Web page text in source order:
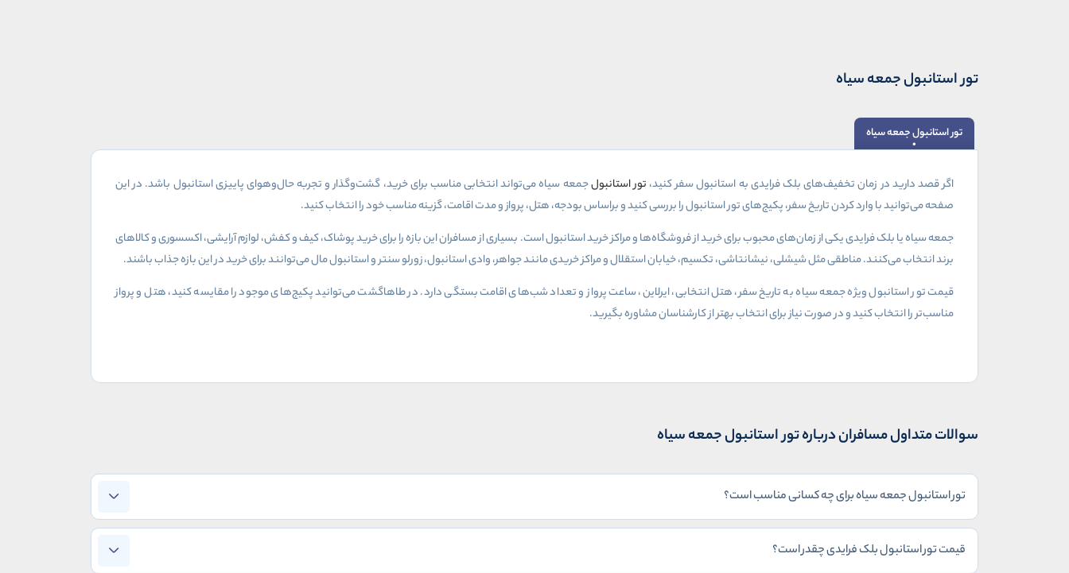
تور استانبول جمعه سیاه
تور استانبول جمعه سیاه
اگر قصد دارید در زمان تخفیف‌های بلک فرایدی به استانبول سفر کنید، تور استانبولجمعه سیاه می‌تواند انتخابی مناسب برای خرید، گشت‌وگذار و تجربه حال‌وهوای پاییزی استانبول باشد. در این
صفحه می‌توانید با وارد کردن تاریخ سفر، پکیج‌های تور استانبول را بررسی کنید و براساس بودجه، هتل، پرواز و مدت اقامت، گزینه مناسب خود را انتخاب کنید.
جمعه سیاه یا بلک فرایدی یکی از زمان‌های محبوب برای خرید از فروشگاه‌ها و مراکز خرید استانبول است. بسیاری از مسافران این بازه را برای خرید پوشاک، کیف و کفش، لوازم آرایشی، اکسسوری و کالاهای
برند انتخاب می‌کنند. مناطقی مثل شیشلی، نیشانتاشی، تکسیم، خیابان استقلال و مراکز خریدی مانند جواهر، وادی استانبول، زورلو سنتر و استانبول مال می‌توانند برای خرید در این بازه جذاب باشند.
قیمت تور استانبول ویژه جمعه سیاه به تاریخ سفر، هتل انتخابی، ایرلاین، ساعت پرواز و تعداد شب‌های اقامت بستگی دارد. در طاهاگشت می‌توانید پکیج‌های موجود را مقایسه کنید، هتل و پرواز
مناسب‌تر را انتخاب کنید و در صورت نیاز برای انتخاب بهتر از کارشناسان مشاوره بگیرید.
سوالات متداول مسافران درباره تور استانبول جمعه سیاه
تور استانبول جمعه سیاه برای چه کسانی مناسب است؟
قیمت تور استانبول بلک فرایدی چقدر است؟